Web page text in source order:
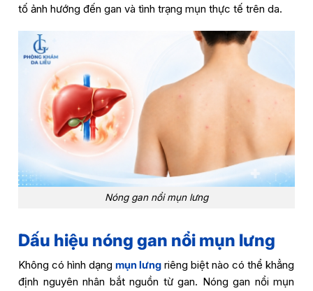
tố ảnh hướng đến gan và tình trạng mụn thực tế trên da.
Nóng gan nổi mụn lưng
Dấu hiệu nóng gan nổi mụn lưng
Không có hình dạngmụn lưng riêng biệt nào có thể khẳng
định nguyên nhân bắt nguồn từ gan. Nóng gan nổi mụn